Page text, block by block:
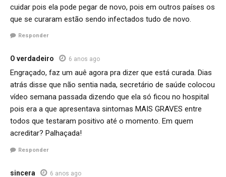
cuidar pois ela pode pegar de novo, pois em outros países os
que se curaram estão sendo infectados tudo de novo.
Responder
O verdadeiro 6 anos ago
Engraçado, faz um auê agora pra dizer que está curada. Dias
atrás disse que não sentia nada, secretário de saúde colocou
vídeo semana passada dizendo que ela só ficou no hospital
pois era a que apresentava sintomas MAIS GRAVES entre
todos que testaram positivo até o momento. Em quem
acreditar? Palhaçada!
Responder
sincera 6 anos ago